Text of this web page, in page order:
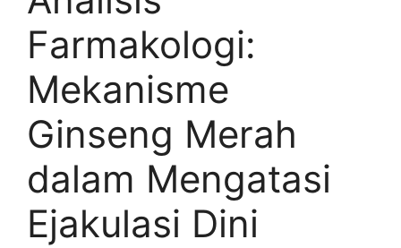
Farmakologi:
Mekanisme
Ginseng Merah
dalam Mengatasi
Ejakulasi Dini